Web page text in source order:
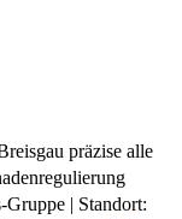
präzise alle
| Standort: